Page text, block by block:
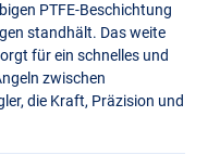
PTFE-Beschichtung
standhält. Das weite
für ein schnelles und
zwischen
die Kraft, Präzision und